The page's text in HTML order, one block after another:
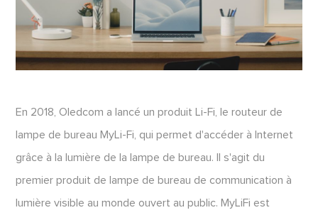
En 2018, Oledcom a lancé un produit Li-Fi, le routeur de
lampe de bureau MyLi-Fi, qui permet d'accéder à Internet
grâce à la lumière de la lampe de bureau. Il s'agit du
premier produit de lampe de bureau de communication à
lumière visible au monde ouvert au public. MyLiFi est